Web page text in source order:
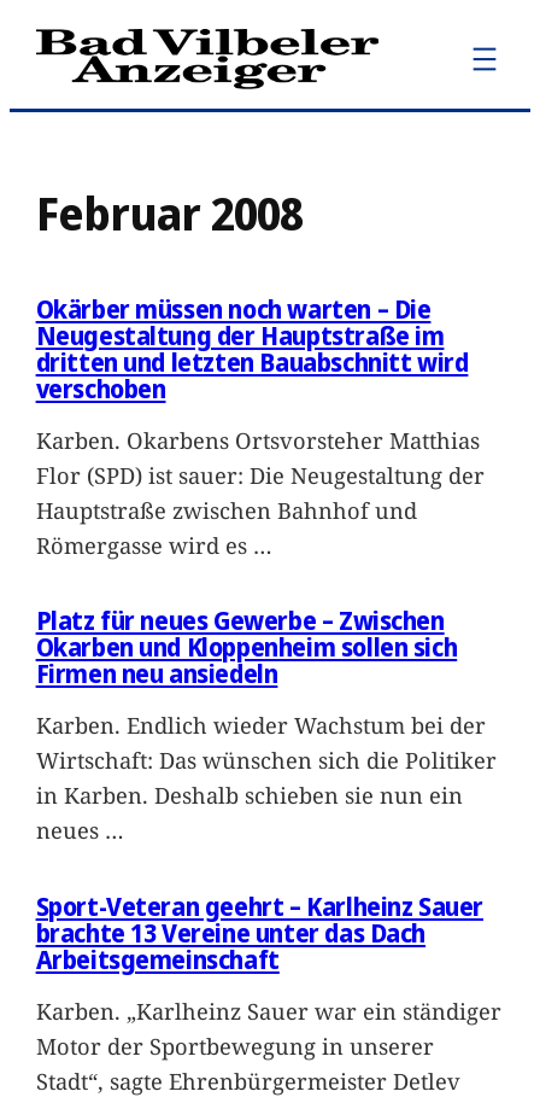
Zum
Inhalt
Februar 2008
Okärber müssen noch warten – Die
Neugestaltung der Hauptstraße im
dritten und letzten Bauabschnitt wird
verschoben
Karben. Okarbens Ortsvorsteher Matthias
Flor (SPD) ist sauer: Die Neugestaltung der
Hauptstraße zwischen Bahnhof und
Römergasse wird es …
Platz für neues Gewerbe – Zwischen
Okarben und Kloppenheim sollen sich
Firmen neu ansiedeln
Karben. Endlich wieder Wachstum bei der
Wirtschaft: Das wünschen sich die Politiker
in Karben. Deshalb schieben sie nun ein
neues …
Sport-Veteran geehrt – Karlheinz Sauer
brachte 13 Vereine unter das Dach
Arbeitsgemeinschaft
Karben. „Karlheinz Sauer war ein ständiger
Motor der Sportbewegung in unserer
Stadt“, sagte Ehrenbürgermeister Detlev